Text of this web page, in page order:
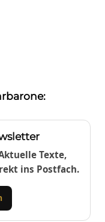
Texte,
ins Postfach.